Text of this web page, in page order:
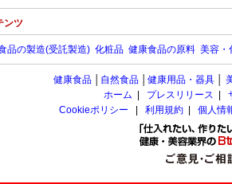
ンツ
品の製造(受託製造) 化粧品 健康食品の原料 美容・
健康食品 自然食品 健康用品・器具
ホーム
プレスリリース
Cookieポリシー
利用規約 個人情